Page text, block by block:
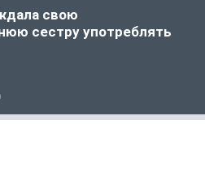
свою
сестру употреблять